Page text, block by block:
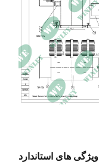
ویژگی های استاندارد